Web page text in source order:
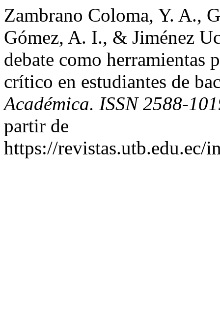
Zambrano Coloma, Y. A.,
Gómez, A. I., & Jiménez
debate como herramientas
crítico en estudiantes de
Académica. ISSN 2588-
partir de
https://revistas.utb.edu.ec/